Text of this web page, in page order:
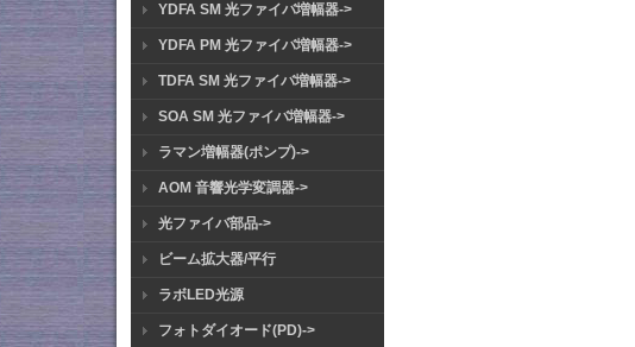
YDFA SM 光ファイバ増幅器->
YDFA PM 光ファイバ増幅器->
TDFA SM 光ファイバ増幅器->
SOA SM 光ファイバ増幅器->
ラマン増幅器(ポンプ)->
AOM 音響光学変調器->
光ファイバ部品->
ビーム拡大器/平行
ラボLED光源
フォトダイオード(PD)->